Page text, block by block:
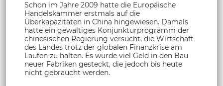
Schon im Jahre 2009 hatte die Europäische
Handelskammer erstmals auf die
Überkapazitäten in China hingewiesen. Damals
hatte ein gewaltiges Konjunkturprogramm der
chinesischen Regierung versucht, die Wirtschaft
des Landes trotz der globalen Finanzkrise am
Laufen zu halten. Es wurde viel Geld in den Bau
neuer Fabriken gesteckt, die jedoch bis heute
nicht gebraucht werden.